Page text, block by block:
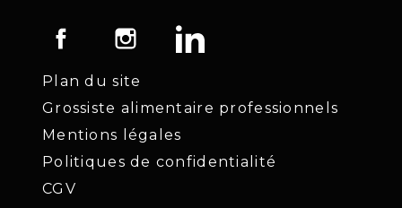
Facebook Instagram
Plan du site
Grossiste alimentaire professionnels
Mentions légales
Politiques de confidentialité
CGV